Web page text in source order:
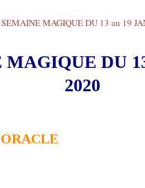
DU
2020